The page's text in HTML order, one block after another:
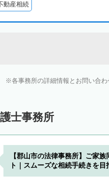
動産相続
各事務所の詳細情報とお問い合
士事務所
【郡山市の法律事務所】ご家
ト｜スムーズな相続手続きを目